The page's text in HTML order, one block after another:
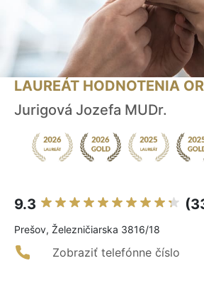
LAUREÁT HODNOTENIA
Jurigová Jozefa MUDr.
9.3
Prešov, Železničiarska 3816/18
Zobraziť telefónne číslo